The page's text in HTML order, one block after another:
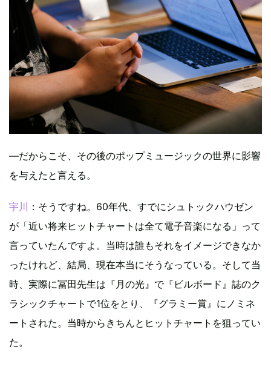
―だからこそ、その後のポップミュージックの世界に影響
を与えたと言える。
宇川
：そうですね。60年代、すでにシュトックハウゼン
が「近い将来ヒットチャートは全て電子音楽になる」って
言っていたんですよ。当時は誰もそれをイメージできなか
ったけれど、結局、現在本当にそうなっている。そして当
時、実際に冨田先生は『月の光』で『ビルボード』誌のク
ラシックチャートで1位をとり、『グラミー賞』にノミネ
ートされた。当時からきちんとヒットチャートを狙ってい
た。